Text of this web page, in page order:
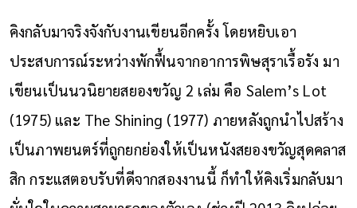
คิงกลับมาจริงจังกับงานเขียนอีกครั้ง โดยหยิบเอา
ประสบการณ์ระหว่างพักฟื้นจากอาการพิษสุราเรื้อรัง มา
เขียนเป็นนวนิยายสยองขวัญ 2 เล่ม คือ Salem’s Lot
(1975) และ The Shining (1977) ภายหลังถูกนำไปสร้าง
เป็นภาพยนตร์ที่ถูกยกย่องให้เป็นหนังสยองขวัญสุดคลาส
สิก กระแสตอบรับที่ดีจากสองงานนี้ ก็ทำให้คิงเริ่มกลับมา